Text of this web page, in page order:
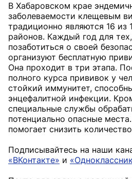
В Хабаровском крае
заболеваемости клещевым
традиционно являются 16 из
районов. Каждый год для
позаботиться о своей
организуют бесплатную
Она проходит в три этапа.
полного курса прививок у
стойкий иммунитет,
энцефалитной инфекции.
специальные службы
потенциально опасные
помогает снизить
Подписывайтесь на наши
«ВКонтакте» и